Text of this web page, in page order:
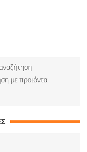
με προιόντα